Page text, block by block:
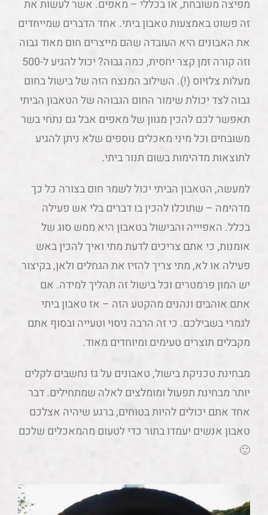
מפיצה משובחת, או בכללי – מאפים. אשר לעשות את
זה פשוט באמצעות טאבון ביתי. אחד הדברים שמייחדים
את האבונים היא העובדה שהם מייצרים חום מאוד גבוה
וזה קורה זמן קצר יחסית, כמה גבוה? יכול להגיע ל-500
מעלות צלזיוס (!). השילוב המנצח הזה של בישול בחום
גבוה לצד יכולת שימור החום הגבוהה של הטאבון הביתי
תאפשר לכם להכין מגוון של מאפים אבל גם נתחי בשר
משובחים וכל מיני מאכלים נוספים שלא ניתן להגיע
לתוצאות מדהימות בשום תנור ביתי.
למעשה, הטאבון הביתי יכול לשמר חום בצורה כל כך
מדהימה – שתוכלו להכין בו דברים בלי אש פעילה
בכלל. האפיייה והבישול בטאבון היא ממש סוג של
אומנות, כי אתם צריכים לדעת מתי ואיך להכין באש
פעילה או לא, מתי צריך להזיז את הגחלים ולאן, בקיצור
יש המון פרמטרים וכל בישול זה תהליך למידה. אם
אתם אוהבים ונהנים מהקטע הזה – אז טאבון ביתי
לגמרי בשבילכם. כי זה הרבה ניסוי וטעייה ובסוף אתם
מקבלים תוצרים טעימים ומיוחדים מאוד.
מבחינת טכניקת בישול, טאבונים על גז נחשבים לקלים
יותר מבחינת תפעול ומומלצים לאלה שמתחילים. דבר
אחד אתם יכולים להיות בטוחים, ברגע שיהיה אצלכם
טאבון אנשים יעמדו בתור כדי לטעום מהמאכלים שלכם
🙂